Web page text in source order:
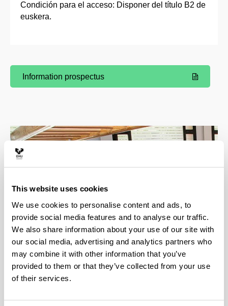
This website uses cookies
We use cookies to personalise content and ads, to
provide social media features and to analyse our traffic.
We also share information about your use of our site with
our social media, advertising and analytics partners who
may combine it with other information that you’ve
provided to them or that they’ve collected from your use
of their services.
Condición para el acceso: Disponer del título B2 de
euskera.
(Opens New Window)
Information prospectus